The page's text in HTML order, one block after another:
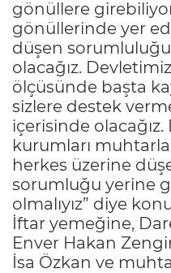
gönüllere
gönüllerinde yer
düşen
olacağız.
ölçüsünde başta
sizlere destek
içerisinde
kurumları
herkes üzerine
sorumluğu yerine
olmalıyız” diye
İftar yemeğine,
Enver Hakan
İsa Özkan ve